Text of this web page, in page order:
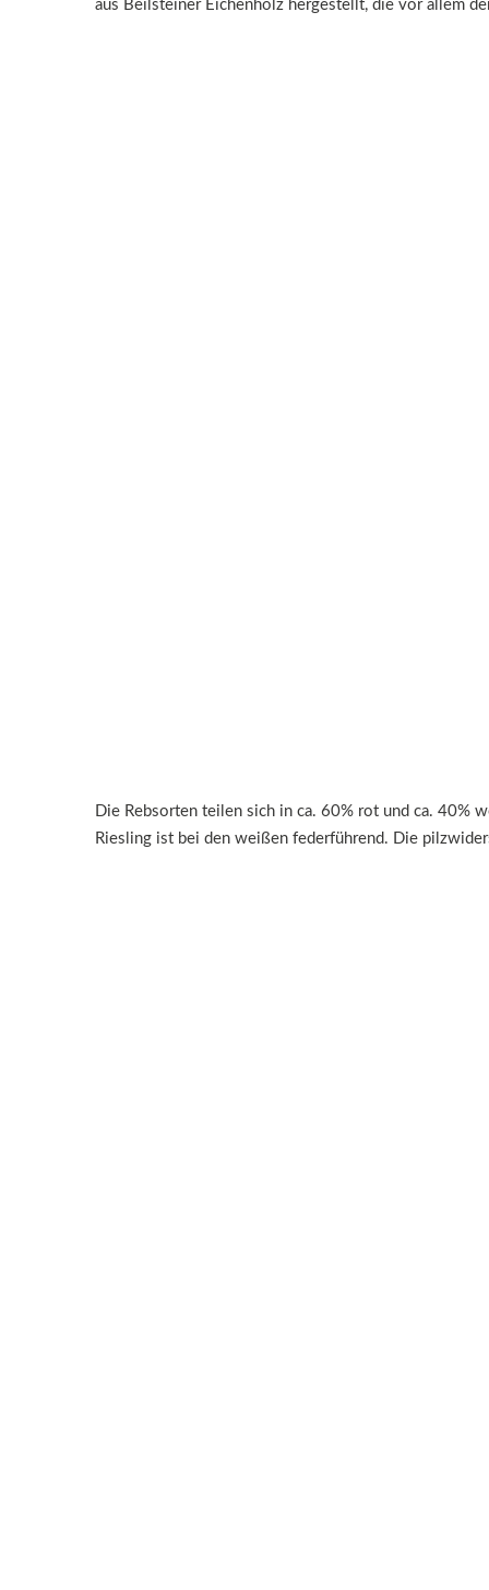
aus Beilsteiner Eichenholz hergestellt, die vor allem
Die Rebsorten teilen sich in ca. 60% rot und ca. 40%
Riesling ist bei den weißen federführend. Die